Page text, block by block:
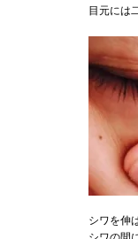
目元には
シワを伸